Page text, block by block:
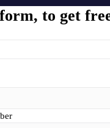
to get